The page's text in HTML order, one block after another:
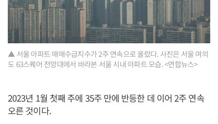
▲ 서울 아파트 매매수급지수가 2주 연속으로 올랐다. 사진은 서울 여의
도 63스퀘어 전망대에서 바라본 서울 시내 아파트 모습. <연합뉴스>
2023년 1월 첫째 주에 35주 만에 반등한 데 이어 2주 연속
오른 것이다.